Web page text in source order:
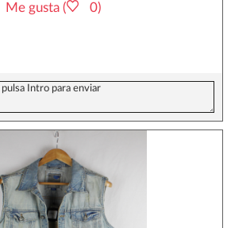
Me gusta ( 0)